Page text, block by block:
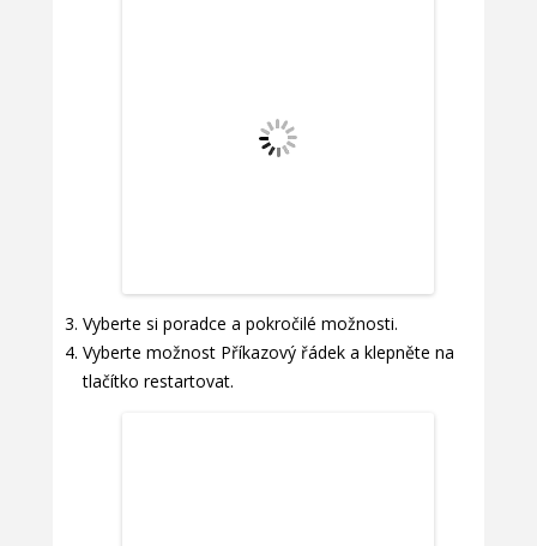
Vyberte si poradce a pokročilé možnosti.
Vyberte možnost Příkazový řádek a klepněte na
tlačítko restartovat.